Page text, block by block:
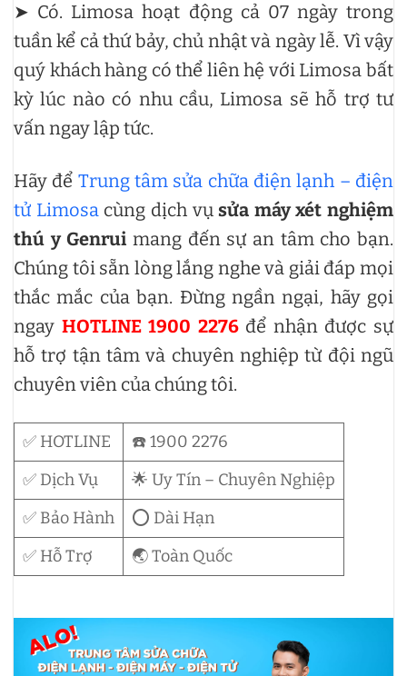
➤ Có. Limosa hoạt động cả 07 ngày trong
tuần kể cả thứ bảy, chủ nhật và ngày lễ. Vì vậy
quý khách hàng có thể liên hệ với Limosa bất
kỳ lúc nào có nhu cầu, Limosa sẽ hỗ trợ tư
vấn ngay lập tức.
Hãy để Trung tâm sửa chữa điện lạnh – điện
tử Limosacùng dịch vụsửa máy xét nghiệm
thú y Genrui mang đến sự an tâm cho bạn.
Chúng tôi sẵn lòng lắng nghe và giải đáp mọi
thắc mắc của bạn. Đừng ngần ngại, hãy gọi
ngay HOTLINE 1900 2276để nhận được sự
hỗ trợ tận tâm và chuyên nghiệp từ đội ngũ
chuyên viên của chúng tôi.
✅ HOTLINE
☎️ 1900 2276
✅ Dịch Vụ
🌟 Uy Tín – Chuyên Nghiệp
✅ Bảo Hành
⭕ Dài Hạn
✅ Hỗ Trợ
🌏 Toàn Quốc